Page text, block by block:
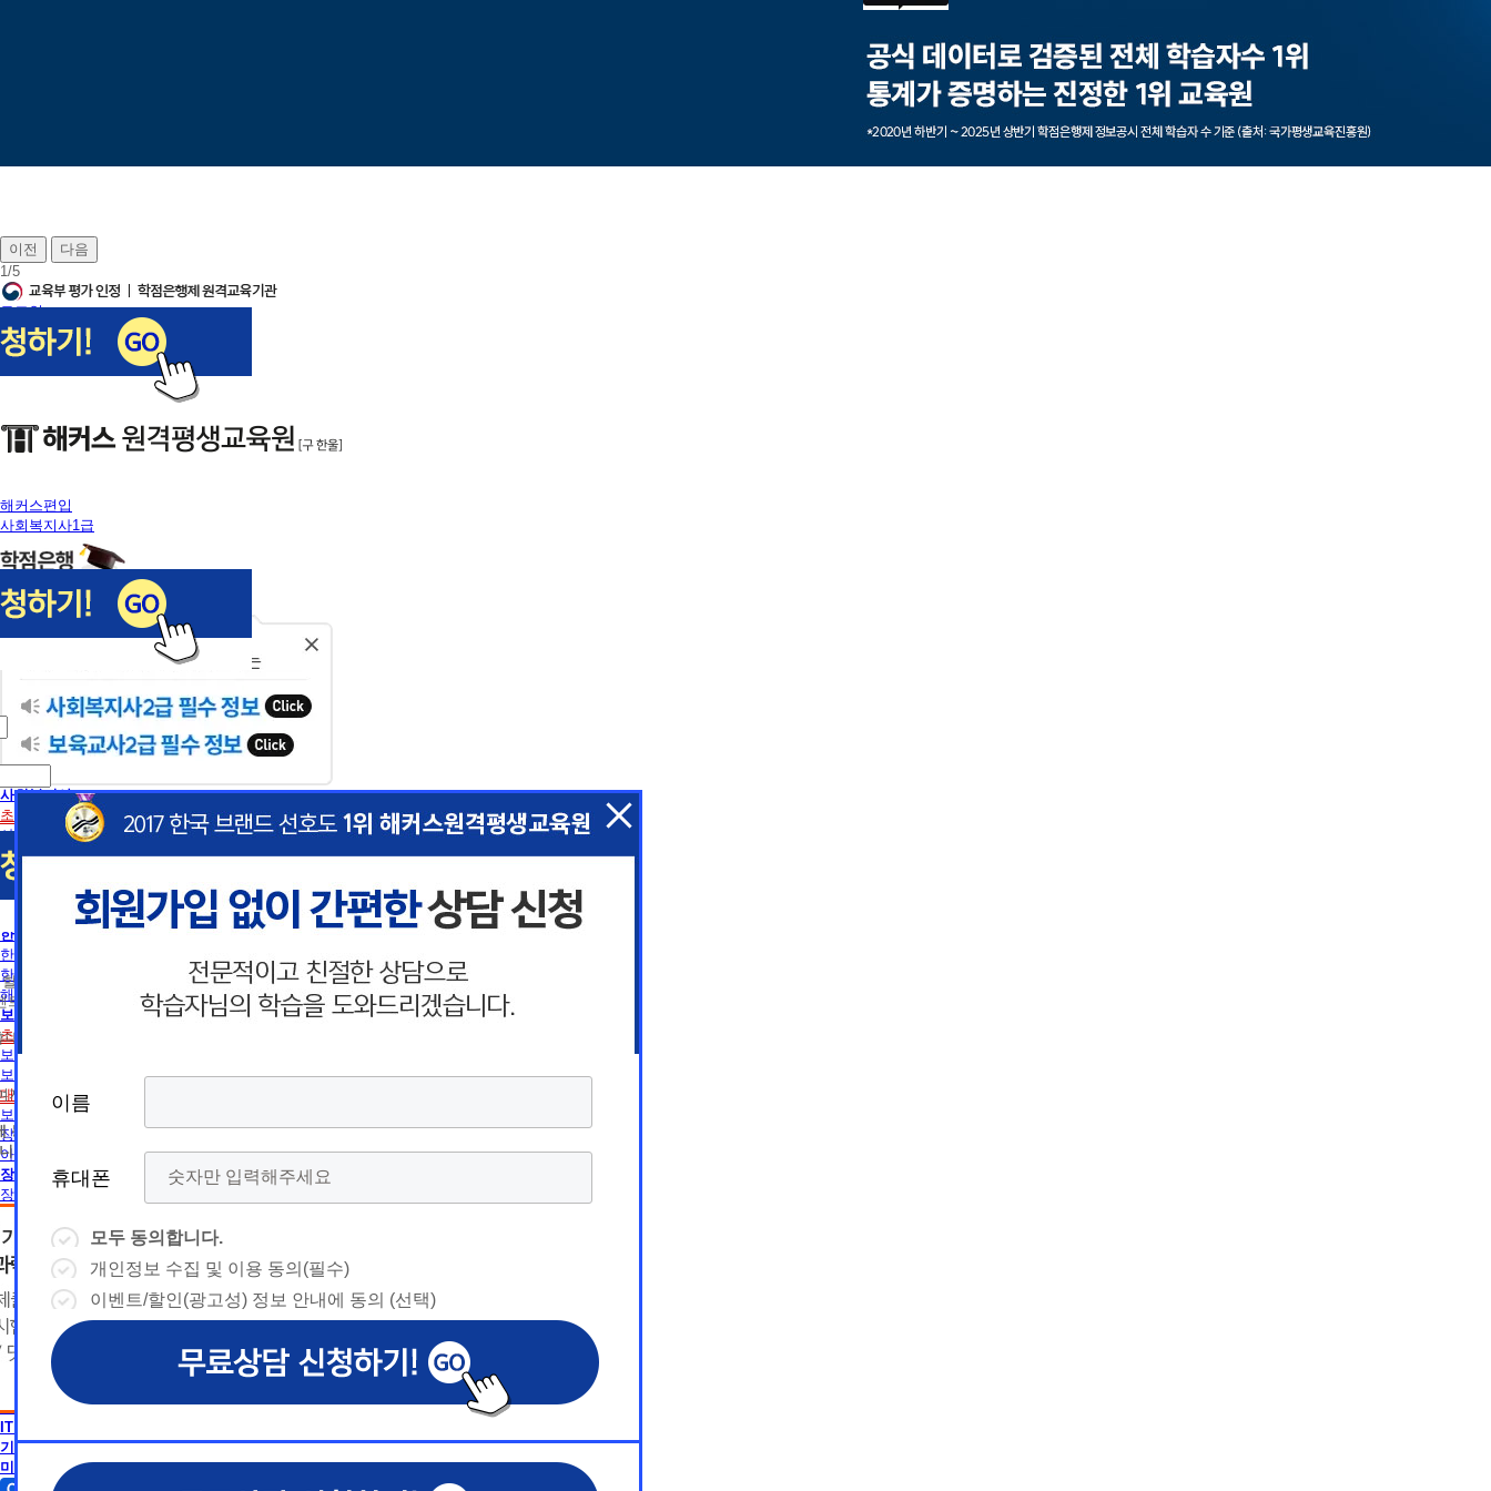
이전
다음
1/5
로그인
회원가입
장바구니
해커스편입
사회복지사1급
사회복지사
초보길잡이
사회복지사란
사회복지사2급 취득방법
사회복지사1급 취득방법
사회복지학사/전문학사
한국어교원
한국어교원이란
한국어교원 취득방법
해외취업전망
보육교사
초보길잡이
보육교사란
보육교사2급 취득방법
대면수업일정
보육교사1급 취득방법
장애영유아 보육교사란
아동학사/전문학사
장애영유아 보육교사
장애영유아 보육교사란
CPA (공인회계사)란
경영학이란
자격증 정보
독학사 정보
편입 정보
심리학
심리학이란
AICPA (미국공인회계사)란
IT 공학
기사 · 산업기사
미용학
폰
* 날짜입력 키보드 사용법
- page up/down 키 = 다음달/이전
- ctrl+ 방향키 좌,우, 위, 아래 = 날
짜선택
날짜선택
날
선
예
간
상담내용(필수)
수강신청
문의
상담 희망내용 (선택)
폰
* 날짜입력 키보드 사용법
- page up/down 키 = 다음달/이전
- ctrl+ 방향키 좌,우, 위, 아래 = 날
짜선택
전달
- ctrl+ 방향키 좌,우, 위, 아래 =
날짜선택
날
짜
예
상담내용(필수)
수강신청
문의
이름
휴대폰
모두 동의합니다.
개인정보 수집 및 이용 동의(필수)
이벤트/할인(광고성) 정보 안내에 동의 (선택)
◆ 개인정보 수집 · 이용 동의
1. 개인정보 수집·이용 목적
1) 무료상담 진행 및 문의 사항 응대, 동일·후속 문의에 대한 상담 서비스
제공, 상담 이력 관리 및 상담 관련 분쟁·민원 처리
2) 광고성 정보 수신에 별도 동의한 자에 한하여 해커스 원
이름
휴대폰
모두 동의합니다.
개인정보 수집 및 이용 동의(필수)
이벤트/할인(광고성) 정보 안내에 동의 (선택)
◆ 개인정보 수집 · 이용 동의
1. 개인정보 수집·이용 목적
1) 무료상담 진행 및 문의 사항 응대, 동일·후속 문의에 대한 상담 서비스
제공, 상담 이력 관리 및 상담 관련 분쟁·민원 처리
2) 광고성 정보 수신에 별도 동의한 자에 한하여 해커스 원
이름
휴대폰
모두 동의합니다.
개인정보 수집 및 이용 동의(필수)
이벤트/할인(광고성) 정보 안내에 동의 (선택)
◆ 개인정보 수집 · 이용 동의
1. 개인정보 수집·이용 목적
1) 무료상담 진행 및 문의 사항 응대, 동일·후속 문의에 대한 상담 서비스
제공, 상담 이력 관리 및 상담 관련 분쟁·민원 처리
2) 광고성 정보 수신에 별도 동의한 자에 한하여 해커스 원
이름
휴대폰
모두 동의합니다.
개인정보 수집 및 이용 동의(필수)
이벤트/할인(광고성) 정보 안내에 동의 (선택)
인혜택 제공
등 광고성 정보 제공, 통계자료 활용
폰 번호
의 해지나 개인정보 삭제요청 시까지
동의하지 않을 수 있습니다.
다.